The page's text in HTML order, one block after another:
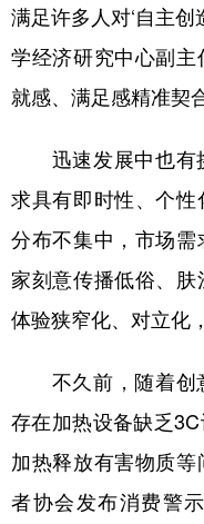
满足许多人对‘自主创
学经济研究中心副
就感、满足感精准契
迅速发展中也有
求具有即时性、个
分布不集中，市场
家刻意传播低俗、
体验狭窄化、对立化
不久前，随着创
存在加热设备缺乏
加热释放有害物质
者协会发布消费警